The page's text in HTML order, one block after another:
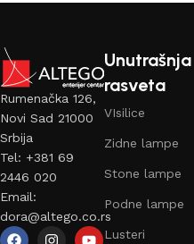
Rumenačka 126,
Novi Sad 21000
Srbija
Tel: +381 69
2446 020
Email:
dora@altego.co.rs
Unutrašnja
rasveta
VIsilice
Zidne lampe
Stone lampe
Podne lampe
Lusteri